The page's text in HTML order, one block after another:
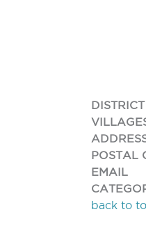
DISTRICT
POSTAL
EMAIL
back to